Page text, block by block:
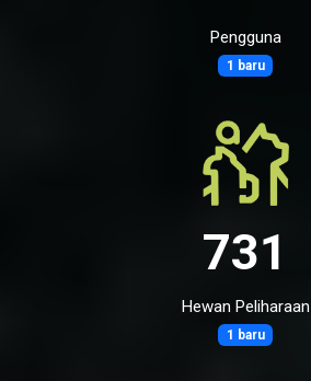
Pengguna
1 baru
731
Hewan Peliharaan
1 baru